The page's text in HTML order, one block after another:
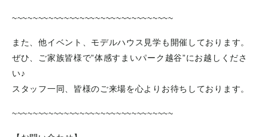
~~~~~~~~~~~~~~~~~~~~~~~~~~~~~~~
また、他イベント、モデルハウス見学も開催しております。
ぜひ、ご家族皆様で”体感すまいパーク越谷”にお越しくださ
い♪
スタッフ一同、皆様のご来場を心よりお待ちしております。
~~~~~~~~~~~~~~~~~~~~~~~~~~~~~~~